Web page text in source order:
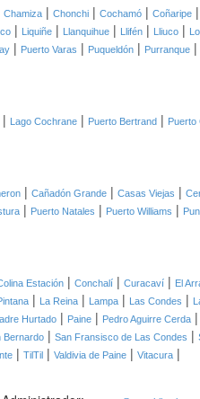
Chamiza | Chonchi | Cochamó | Coñaripe |
| Liquiñe | Llanquihue | Llifén | Lliuco |
| Puerto Varas | Puqueldón | Purranque |
| Lago Cochrane | Puerto Bertrand | Puerto
| Cañadón Grande | Casas Viejas |
| Puerto Natales | Puerto Williams |
Estación | Conchalí | Curacaví | El
| La Reina | Lampa | Las Condes |
Hurtado | Paine | Pedro Aguirre Cerda |
Bernardo | San Fransisco de Las Condes |
| TilTil | Valdivia de Paine | Vitacura |